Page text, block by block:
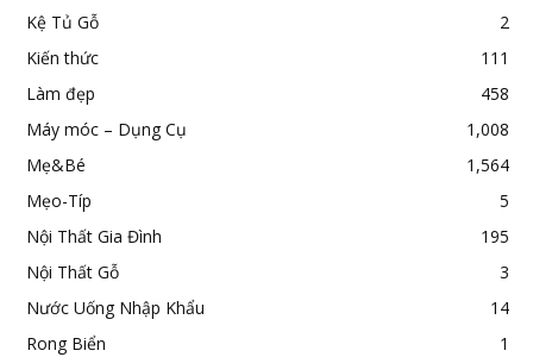
Kệ Tủ Gỗ
2
Kiến thức
111
Làm đẹp
458
Máy móc – Dụng Cụ
1,008
Mẹ&Bé
1,564
Mẹo-Típ
5
Nội Thất Gia Đình
195
Nội Thất Gỗ
3
Nước Uống Nhập Khẩu
14
Rong Biển
1